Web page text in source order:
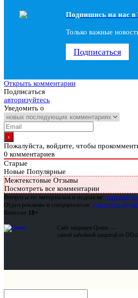
Подпишись на наc в
Только важные
Подписаться
Открыть комментарии
Подписаться
авторизуйтесь
Уведомить о
Пожалуйста, войдите, чтобы
0 комментариев
Старые
Новые Популярные
Межтекстовые Отзывы
Посмотреть все комментарии
Вопросы по материалам и подписке:
Отдел рекламы и спецпроектов:
Контент 18+
Сайт защищен Qrator —
самой забойной защитой от